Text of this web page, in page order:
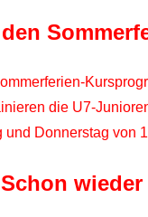
die U7-
und Donnerstag von